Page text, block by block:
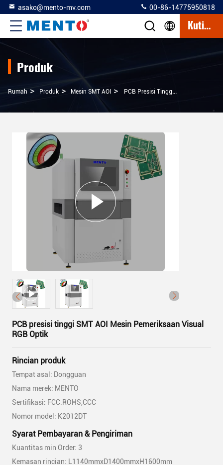
asako@mento-mv.com 00-86-14775950818
Kutipan
Produk
Rumah > Produk > Mesin SMT AOI > PCB Presisi Tinggi SMT AOI Mesin Pemeriksaan Visual RGB Optik
PCB presisi tinggi SMT AOI Mesin Pemeriksaan Visual
RGB Optik
Rincian produk
Tempat asal: Dongguan
Nama merek: MENTO
Sertifikasi: FCC.ROHS,CCC
Nomor model: K2012DT
Syarat Pembayaran & Pengiriman
Kuantitas min Order: 3
Kemasan rincian: L1140mmxD1400mmxH1600mm